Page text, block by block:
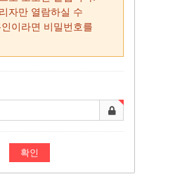
자만 열람하실 수
이라면 비밀번호를